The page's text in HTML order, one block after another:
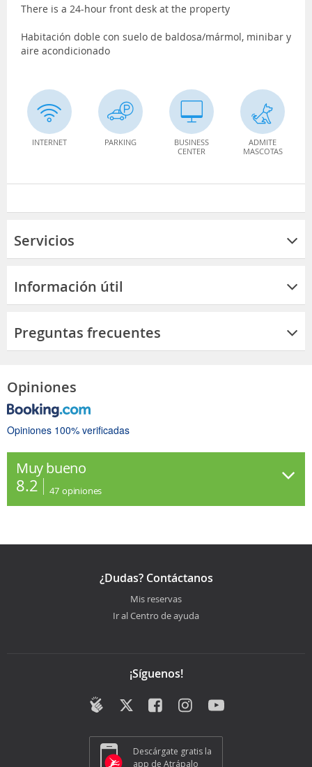
There is a 24-hour front desk at the property
Habitación doble con suelo de baldosa/mármol, minibar y
aire acondicionado
INTERNET PARKING
BUSINESS
CENTER
ADMITE
MASCOTAS
Servicios
Información útil
Preguntas frecuentes
Opiniones
Opiniones 100% verificadas
Muy bueno
8.2 47 opiniones
¿Dudas? Contáctanos
Mis reservas
Ir al Centro de ayuda
¡Síguenos!
Descárgate gratis la
app de Atrápalo